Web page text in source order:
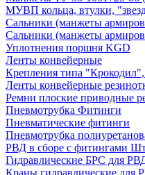
МУВП кольца, втулки,
Сальники (манжеты
Сальники (манжеты
Уплотнения поршня KGD
Ленты конвейерные
Крепления типа
Ленты конвейерные
Ремни плоские приводные
Пневмотрубка Фитинги
Пневматические фитинги
Пневмотрубка
РВД в сборе с фитингами
Гидравлические БРС для
Краны гидравлические для